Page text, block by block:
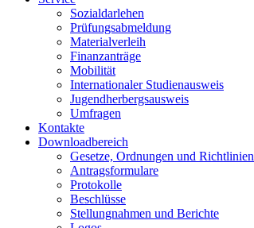
Sozialdarlehen
Prüfungsabmeldung
Materialverleih
Finanzanträge
Mobilität
Internationaler Studienausweis
Jugendherbergsausweis
Umfragen
Kontakte
Downloadbereich
Gesetze, Ordnungen und Richtlinien
Antragsformulare
Protokolle
Beschlüsse
Stellungnahmen und Berichte